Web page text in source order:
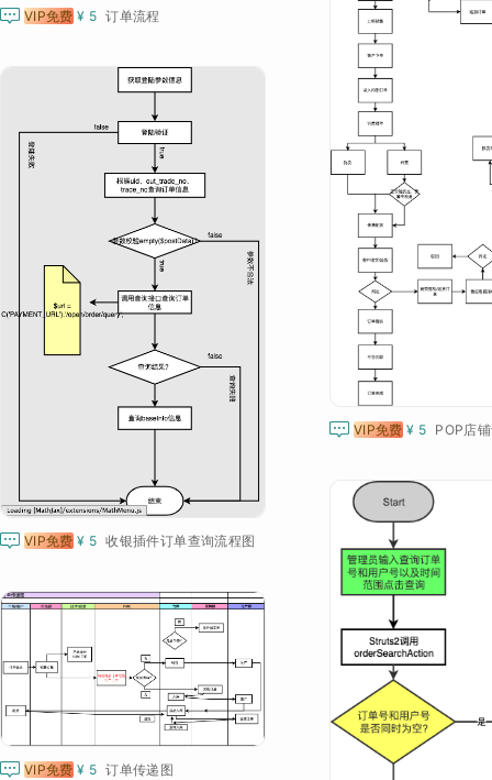
 VIP免费 ¥ 5 订单流程
 VIP免费 ¥ 5 POP店
 VIP免费 ¥ 5 收银插件订单查询流程图
 VIP免费 ¥ 5 订单传递图